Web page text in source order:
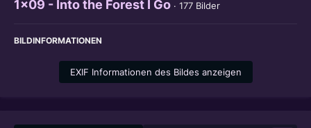
1x09 - Into the Forest I Go · 177 Bilder
BILDINFORMATIONEN
EXIF Informationen des Bildes anzeigen